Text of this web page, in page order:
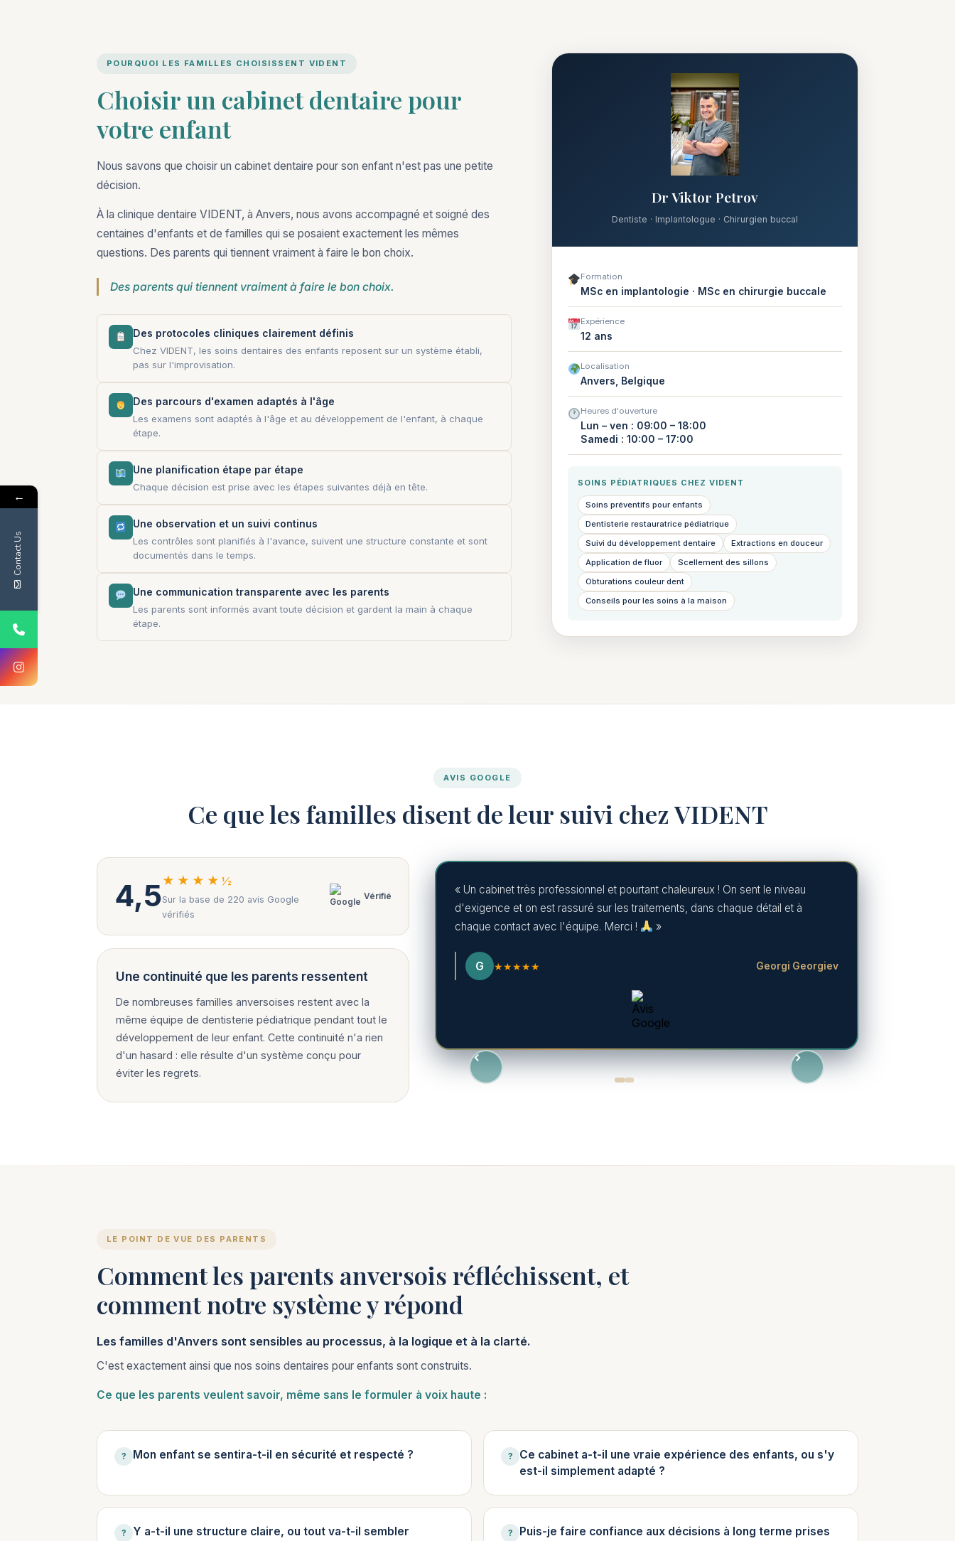
POURQUOI LES FAMILLES CHOISISSENT VIDENT
Choisir un cabinet dentaire pour
votre enfant
Nous savons que choisir un cabinet dentaire pour son enfant n'est pas une petite
décision.
À la clinique dentaire VIDENT, à Anvers, nous avons accompagné et soigné des
centaines d'enfants et de familles qui se posaient exactement les mêmes
questions. Des parents qui tiennent vraiment à faire le bon choix.
Des parents qui tiennent vraiment à faire le bon choix.
Des protocoles cliniques clairement définis
Chez VIDENT, les soins dentaires des enfants reposent sur un système établi,
pas sur l'improvisation.
Des parcours d'examen adaptés à l'âge
Les examens sont adaptés à l'âge et au développement de l'enfant, à chaque
étape.
Une planification étape par étape
Chaque décision est prise avec les étapes suivantes déjà en tête.
Une observation et un suivi continus
Les contrôles sont planifiés à l'avance, suivent une structure constante et sont
documentés dans le temps.
Une communication transparente avec les parents
Les parents sont informés avant toute décision et gardent la main à chaque
étape.
Dr Viktor Petrov
Dentiste · Implantologue · Chirurgien buccal
Formation
MSc en implantologie · MSc en chirurgie buccale
Expérience
12 ans
Localisation
Anvers, Belgique
Heures d'ouverture
Lun – ven : 09:00 – 18:00
Samedi : 10:00 – 17:00
SOINS PÉDIATRIQUES CHEZ VIDENT
Soins préventifs pour enfants
Dentisterie restauratrice pédiatrique
Suivi du développement dentaire
Extractions en douceur
Application de fluor
Scellement des sillons
Obturations couleur dent
Conseils pour les soins à la maison
AVIS GOOGLE
Ce que les familles disent de leur suivi chez VIDENT
4,5★★★★½
Sur la base de 220 avis Google
vérifiés
Vérifié
Une continuité que les parents ressentent
De nombreuses familles anversoises restent avec la
même équipe de dentisterie pédiatrique pendant tout le
développement de leur enfant. Cette continuité n'a rien
d'un hasard : elle résulte d'un système conçu pour
éviter les regrets.
« Un cabinet très professionnel et pourtant chaleureux ! On sent le niveau
d'exigence et on est rassuré sur les traitements, dans chaque détail et à
chaque contact avec l'équipe. Merci !
»
G ★★★★★ Georgi Georgiev
LE POINT DE VUE DES PARENTS
Comment les parents anversois réfléchissent, et
comment notre système y répond
Les familles d'Anvers sont sensibles au processus, à la logique et à la clarté.
C'est exactement ainsi que nos soins dentaires pour enfants sont construits.
Ce que les parents veulent savoir, même sans le formuler à voix haute :
? Mon enfant se sentira-t-il en sécurité et respecté ? ?
Ce cabinet a-t-il une vraie expérience des enfants, ou s'y
est-il simplement adapté ?
?
Y a-t-il une structure claire, ou tout va-t-il sembler
?
Puis-je faire confiance aux décisions à long terme prises
←
Contact Us